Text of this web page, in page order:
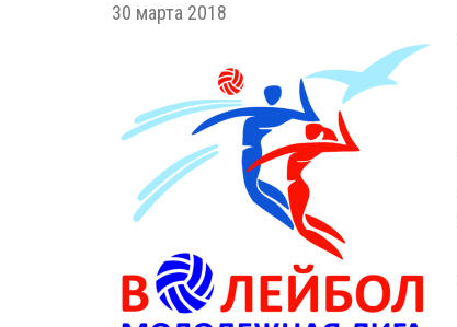
30 марта 2018